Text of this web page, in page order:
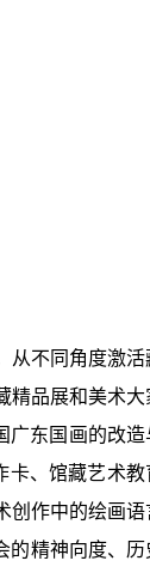
从不同角度激活
精品展和美术大
东国画的改造
卡、馆藏艺术教
创作中的绘画语
的精神向度、历